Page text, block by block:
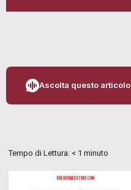
Ascolta questo articolo
Tempo di Lettura: < 1 minuto